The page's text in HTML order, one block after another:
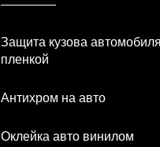
Защита кузова автомобиля
пленкой
Антихром на авто
Оклейка авто винилом